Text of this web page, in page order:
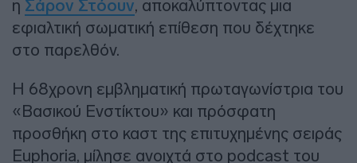
η Σάρον Στόουν, αποκαλύπτοντας μια
εφιαλτική σωματική επίθεση που δέχτηκε
στο παρελθόν.
Η 68χρονη εμβληματική πρωταγωνίστρια του
«Βασικού Ενστίκτου» και πρόσφατη
προσθήκη στο καστ της επιτυχημένης σειράς
Euphoria, μίλησε ανοιχτά στο podcast του